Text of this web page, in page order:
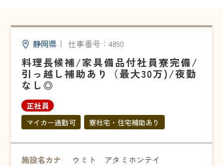
静岡県 ｜ 仕事番号：4890
料理長候補/家具備品付社員寮完備/
引っ越し補助あり（最大30万)/夜勤
なし◎
正社員
マイカー通勤可 寮社宅・住宅補助あり
施設名カナ
ウミト アタミホンテイ